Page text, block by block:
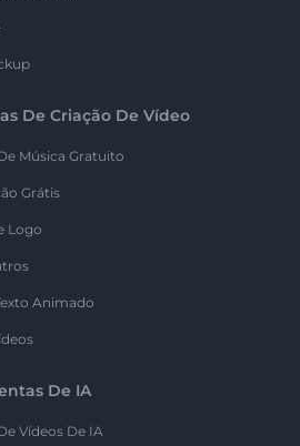
De Criação De Vídeo
Música Gratuito
Grátis
Logo
Animado
De IA
Vídeos De IA